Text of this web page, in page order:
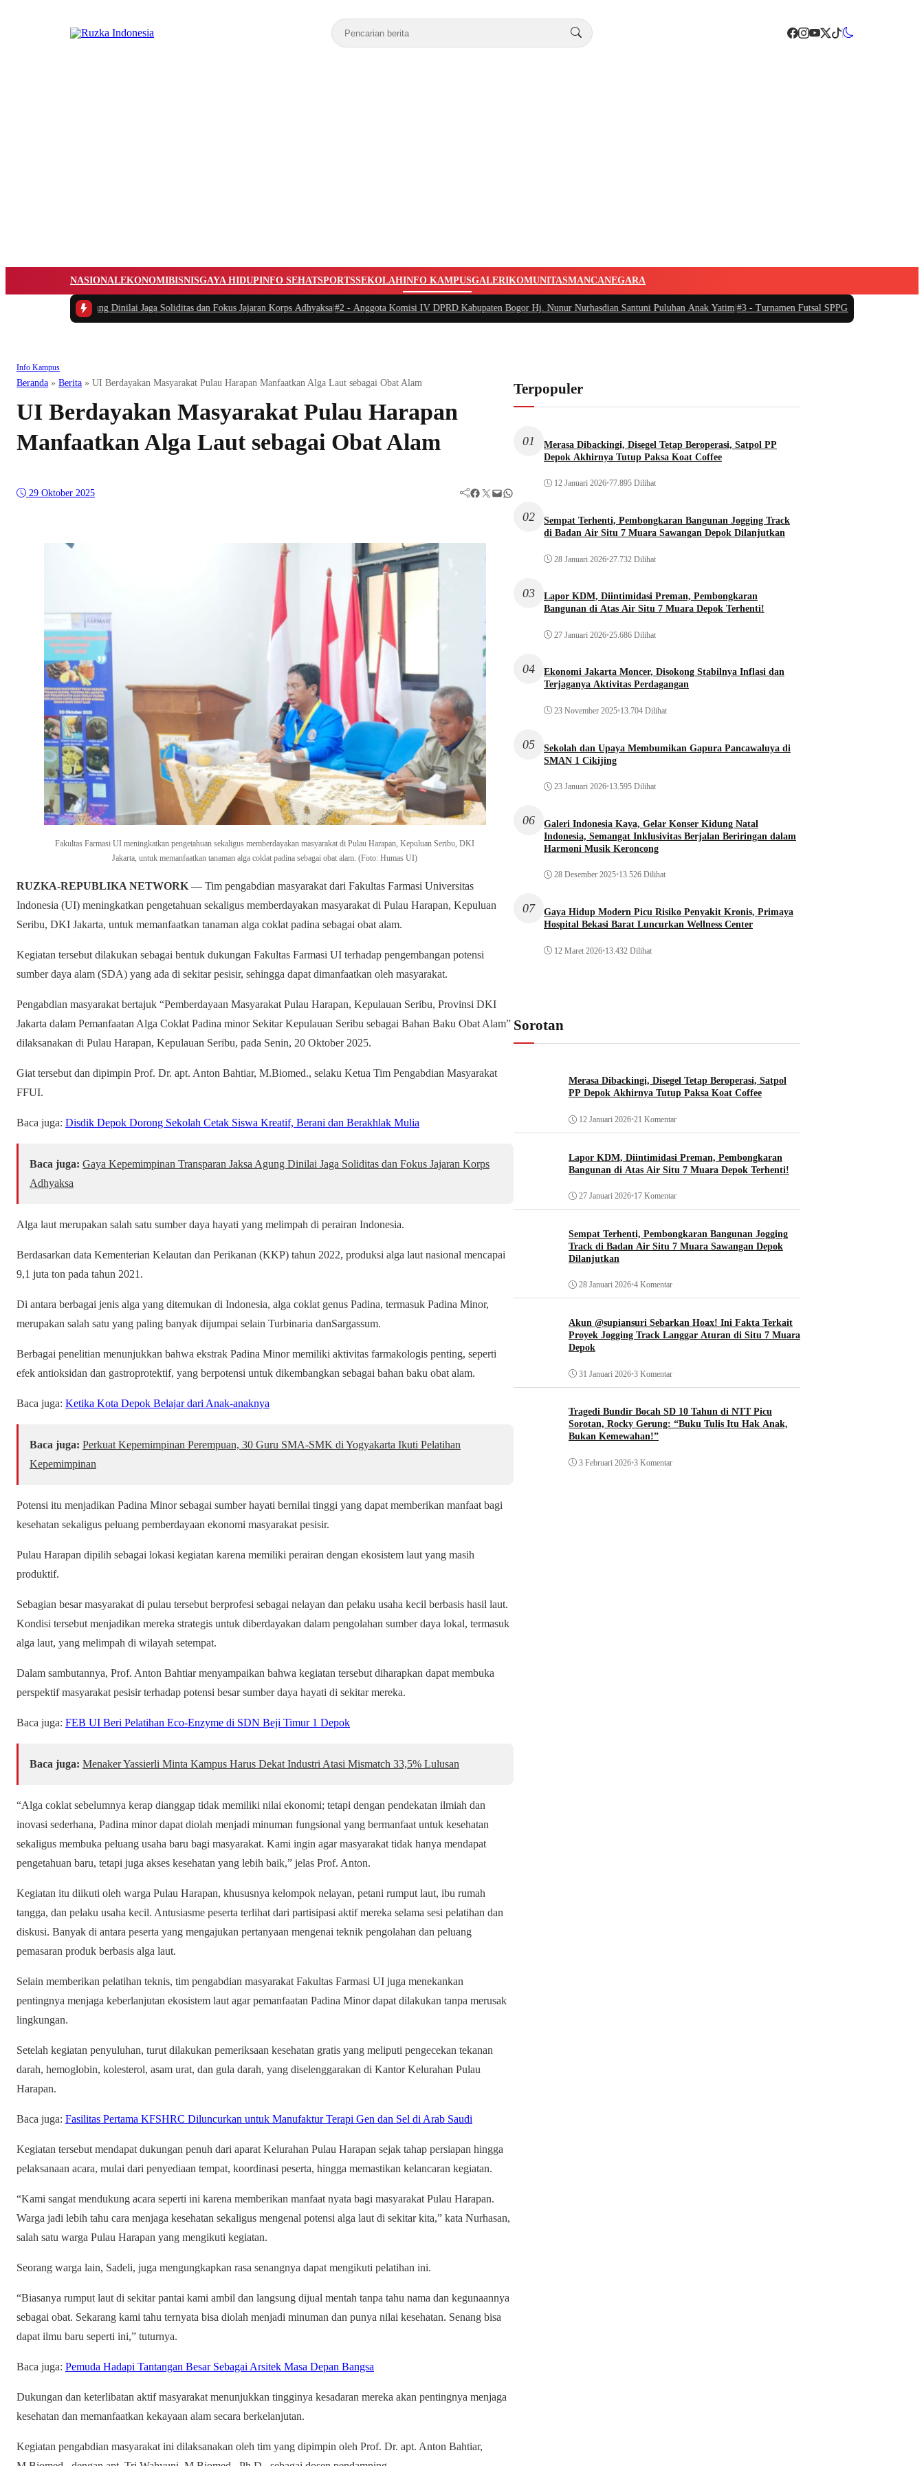
NASIONALEKONOMIBISNISGAYA HIDUPINFO SEHATSPORTSSEKOLAHINFO KAMPUSGALERIKOMUNITASMANCANEGARA
Jaksa Agung Dinilai Jaga Soliditas dan Fokus Jajaran Korps Adhyaksa| #2 -Anggota Komisi IV DPRD Kabupaten Bogor Hj. Nunur Nurhasdian Santuni Puluhan Anak Yatim|#3 -Turnamen Futsal SPPG di Kecamatan Tanjungsari
Info Kampus
Beranda » Berita » UI Berdayakan Masyarakat Pulau Harapan Manfaatkan Alga Laut sebagai Obat Alam
UI Berdayakan Masyarakat Pulau Harapan
Manfaatkan Alga Laut sebagai Obat Alam
29 Oktober 2025 Facebook Twitter Mail WhatsApp
Fakultas Farmasi UI meningkatkan pengetahuan sekaligus memberdayakan masyarakat di Pulau Harapan, Kepuluan Seribu, DKI
Jakarta, untuk memanfaatkan tanaman alga coklat padina sebagai obat alam. (Foto: Humas UI)
RUZKA-REPUBLIKA NETWORK — Tim pengabdian masyarakat dari Fakultas Farmasi Universitas
Indonesia (UI) meningkatkan pengetahuan sekaligus memberdayakan masyarakat di Pulau Harapan, Kepuluan
Seribu, DKI Jakarta, untuk memanfaatkan tanaman alga coklat padina sebagai obat alam.
Kegiatan tersebut dilakukan sebagai bentuk dukungan Fakultas Farmasi UI terhadap pengembangan potensi
sumber daya alam (SDA) yang ada di sekitar pesisir, sehingga dapat dimanfaatkan oleh masyarakat.
Pengabdian masyarakat bertajuk “Pemberdayaan Masyarakat Pulau Harapan, Kepulauan Seribu, Provinsi DKI
Jakarta dalam Pemanfaatan Alga Coklat Padina minor Sekitar Kepulauan Seribu sebagai Bahan Baku Obat Alam”
dilaksanakan di Pulau Harapan, Kepulauan Seribu, pada Senin, 20 Oktober 2025.
Giat tersebut dan dipimpin Prof. Dr. apt. Anton Bahtiar, M.Biomed., selaku Ketua Tim Pengabdian Masyarakat
FFUI.
Baca juga: Disdik Depok Dorong Sekolah Cetak Siswa Kreatif, Berani dan Berakhlak Mulia
Baca juga: Gaya Kepemimpinan Transparan Jaksa Agung Dinilai Jaga Soliditas dan Fokus Jajaran Korps
Adhyaksa
Alga laut merupakan salah satu sumber daya hayati yang melimpah di perairan Indonesia.
Berdasarkan data Kementerian Kelautan dan Perikanan (KKP) tahun 2022, produksi alga laut nasional mencapai
9,1 juta ton pada tahun 2021.
Di antara berbagai jenis alga yang ditemukan di Indonesia, alga coklat genus Padina, termasuk Padina Minor,
merupakan salah satu yang paling banyak dijumpai selain Turbinaria danSargassum.
Berbagai penelitian menunjukkan bahwa ekstrak Padina Minor memiliki aktivitas farmakologis penting, seperti
efek antioksidan dan gastroprotektif, yang berpotensi untuk dikembangkan sebagai bahan baku obat alam.
Baca juga: Ketika Kota Depok Belajar dari Anak-anaknya
Baca juga: Perkuat Kepemimpinan Perempuan, 30 Guru SMA-SMK di Yogyakarta Ikuti Pelatihan
Kepemimpinan
Potensi itu menjadikan Padina Minor sebagai sumber hayati bernilai tinggi yang dapat memberikan manfaat bagi
kesehatan sekaligus peluang pemberdayaan ekonomi masyarakat pesisir.
Pulau Harapan dipilih sebagai lokasi kegiatan karena memiliki perairan dengan ekosistem laut yang masih
produktif.
Sebagian besar masyarakat di pulau tersebut berprofesi sebagai nelayan dan pelaku usaha kecil berbasis hasil laut.
Kondisi tersebut menjadikan mereka strategis untuk diberdayakan dalam pengolahan sumber daya lokal, termasuk
alga laut, yang melimpah di wilayah setempat.
Dalam sambutannya, Prof. Anton Bahtiar menyampaikan bahwa kegiatan tersebut diharapkan dapat membuka
perspektif masyarakat pesisir terhadap potensi besar sumber daya hayati di sekitar mereka.
Baca juga: FEB UI Beri Pelatihan Eco-Enzyme di SDN Beji Timur 1 Depok
Baca juga: Menaker Yassierli Minta Kampus Harus Dekat Industri Atasi Mismatch 33,5% Lulusan
“Alga coklat sebelumnya kerap dianggap tidak memiliki nilai ekonomi; tetapi dengan pendekatan ilmiah dan
inovasi sederhana, Padina minor dapat diolah menjadi minuman fungsional yang bermanfaat untuk kesehatan
sekaligus membuka peluang usaha baru bagi masyarakat. Kami ingin agar masyarakat tidak hanya mendapat
pengetahuan baru, tetapi juga akses kesehatan yang lebih baik,” jelas Prof. Anton.
Kegiatan itu diikuti oleh warga Pulau Harapan, khususnya kelompok nelayan, petani rumput laut, ibu rumah
tangga, dan pelaku usaha kecil. Antusiasme peserta terlihat dari partisipasi aktif mereka selama sesi pelatihan dan
diskusi. Banyak di antara peserta yang mengajukan pertanyaan mengenai teknik pengolahan dan peluang
pemasaran produk berbasis alga laut.
Selain memberikan pelatihan teknis, tim pengabdian masyarakat Fakultas Farmasi UI juga menekankan
pentingnya menjaga keberlanjutan ekosistem laut agar pemanfaatan Padina Minor dapat dilakukan tanpa merusak
lingkungan.
Setelah kegiatan penyuluhan, turut dilakukan pemeriksaan kesehatan gratis yang meliputi pengecekan tekanan
darah, hemoglobin, kolesterol, asam urat, dan gula darah, yang diselenggarakan di Kantor Kelurahan Pulau
Harapan.
Baca juga: Fasilitas Pertama KFSHRC Diluncurkan untuk Manufaktur Terapi Gen dan Sel di Arab Saudi
Kegiatan tersebut mendapat dukungan penuh dari aparat Kelurahan Pulau Harapan sejak tahap persiapan hingga
pelaksanaan acara, mulai dari penyediaan tempat, koordinasi peserta, hingga memastikan kelancaran kegiatan.
“Kami sangat mendukung acara seperti ini karena memberikan manfaat nyata bagi masyarakat Pulau Harapan.
Warga jadi lebih tahu cara menjaga kesehatan sekaligus mengenal potensi alga laut di sekitar kita,” kata Nurhasan,
salah satu warga Pulau Harapan yang mengikuti kegiatan.
Seorang warga lain, Sadeli, juga mengungkapkan rasa senangnya dapat mengikuti pelatihan ini.
“Biasanya rumput laut di sekitar pantai kami ambil dan langsung dijual mentah tanpa tahu nama dan kegunaannya
sebagai obat. Sekarang kami tahu ternyata bisa diolah menjadi minuman dan punya nilai kesehatan. Senang bisa
dapat ilmu baru seperti ini,” tuturnya.
Baca juga: Pemuda Hadapi Tantangan Besar Sebagai Arsitek Masa Depan Bangsa
Dukungan dan keterlibatan aktif masyarakat menunjukkan tingginya kesadaran mereka akan pentingnya menjaga
kesehatan dan memanfaatkan kekayaan alam secara berkelanjutan.
Kegiatan pengabdian masyarakat ini dilaksanakan oleh tim yang dipimpin oleh Prof. Dr. apt. Anton Bahtiar,
Terpopuler
01
Merasa Dibackingi, Disegel Tetap Beroperasi, Satpol PP
Depok Akhirnya Tutup Paksa Koat Coffee
12 Januari 2026•77.895 Dilihat
02
Sempat Terhenti, Pembongkaran Bangunan Jogging Track
di Badan Air Situ 7 Muara Sawangan Depok Dilanjutkan
28 Januari 2026•27.732 Dilihat
03
Lapor KDM, Diintimidasi Preman, Pembongkaran
Bangunan di Atas Air Situ 7 Muara Depok Terhenti!
27 Januari 2026•25.686 Dilihat
04
Ekonomi Jakarta Moncer, Disokong Stabilnya Inflasi dan
Terjaganya Aktivitas Perdagangan
23 November 2025•13.704 Dilihat
05
Sekolah dan Upaya Membumikan Gapura Pancawaluya di
SMAN 1 Cikijing
23 Januari 2026•13.595 Dilihat
06
Galeri Indonesia Kaya, Gelar Konser Kidung Natal
Indonesia, Semangat Inklusivitas Berjalan Beriringan dalam
Harmoni Musik Keroncong
28 Desember 2025•13.526 Dilihat
07
Gaya Hidup Modern Picu Risiko Penyakit Kronis, Primaya
Hospital Bekasi Barat Luncurkan Wellness Center
12 Maret 2026•13.432 Dilihat
Sorotan
Merasa Dibackingi, Disegel Tetap Beroperasi, Satpol
PP Depok Akhirnya Tutup Paksa Koat Coffee
12 Januari 2026•21 Komentar
Lapor KDM, Diintimidasi Preman, Pembongkaran
Bangunan di Atas Air Situ 7 Muara Depok Terhenti!
27 Januari 2026•17 Komentar
Sempat Terhenti, Pembongkaran Bangunan Jogging
Track di Badan Air Situ 7 Muara Sawangan Depok
Dilanjutkan
28 Januari 2026•4 Komentar
Akun @supiansuri Sebarkan Hoax! Ini Fakta Terkait
Proyek Jogging Track Langgar Aturan di Situ 7 Muara
Depok
31 Januari 2026•3 Komentar
Tragedi Bundir Bocah SD 10 Tahun di NTT Picu
Sorotan, Rocky Gerung: “Buku Tulis Itu Hak Anak,
Bukan Kemewahan!”
3 Februari 2026•3 Komentar